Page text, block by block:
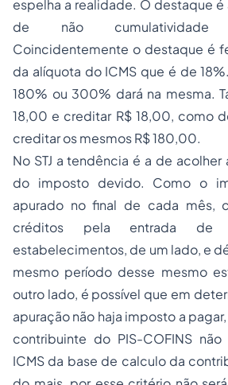
espelha a realidade. O destaque é
de não
Coincidentemente o destaque é
da alíquota do ICMS que é de
180% ou 300% dará na mesma.
18,00 e creditar R$ 18,00, como
creditar os mesmos R$ 180,00.
No STJ a tendência é a de
do imposto devido. Como o
apurado no final de cada mês,
créditos pela entrada de
estabelecimentos, de um lado, e
mesmo período desse mesmo
outro lado, é possível que em
apuração não haja imposto a
contribuinte do PIS-COFINS
ICMS da base de calculo da